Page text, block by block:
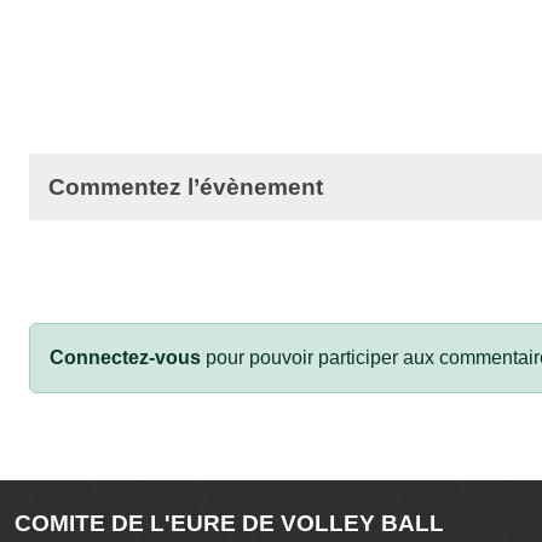
Commentez l’évènement
Connectez-vous pour pouvoir participer aux
COMITE DE L'EURE DE VOLLEY BALL